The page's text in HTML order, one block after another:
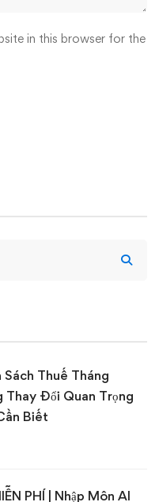
in this browser for the
Sách Thuế Tháng
Đổi Quan Trọng
Biết
PHÍ | Nhập Môn AI